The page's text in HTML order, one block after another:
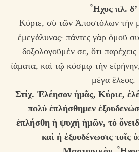
Ἦχος πλ. δ’
Κύριε, σὺ τῶν Ἀποστόλων τὴν
ἐμεγάλυνας· πάντες γὰρ ὁμοῦ
δοξολογοῦμέν σε, ὅτι
ἰάματα, καὶ τῷ κόσμῳ τὴν
μέγα ἔλεος.
Στίχ. Ἐλέησον ἡμᾶς, Κύριε,
πολὺ ἐπλήσθημεν
ἐπλήσθη ἡ ψυχὴ ἡμῶν, τὸ
καὶ ἡ ἐξουδένωσις τοῖς